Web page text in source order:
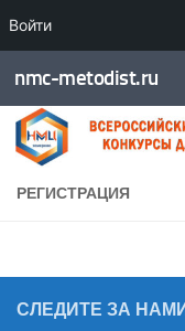
ВойтиПерейти к
nmc-metodist.ru
РЕГИСТРАЦИЯ
СЛЕДИТЕ ЗА